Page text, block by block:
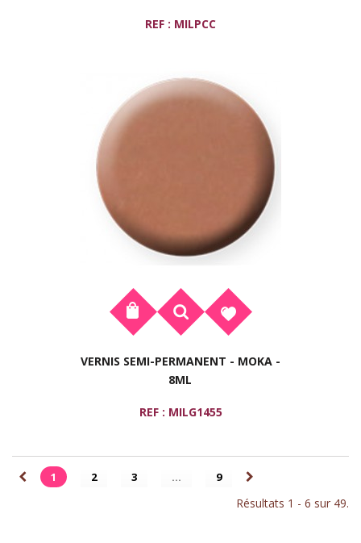
REF : MILPCC
VERNIS SEMI-PERMANENT - MOKA -
8ML
REF : MILG1455
1 2 3 ... 9
Résultats 1 - 6 sur 49.